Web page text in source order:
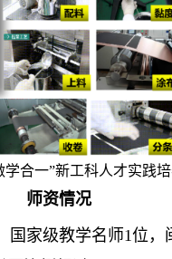
合一”新工科人才实践
师资情况
国家级教学名师1位，